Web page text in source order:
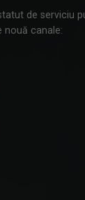
de serviciu
nouă canale: